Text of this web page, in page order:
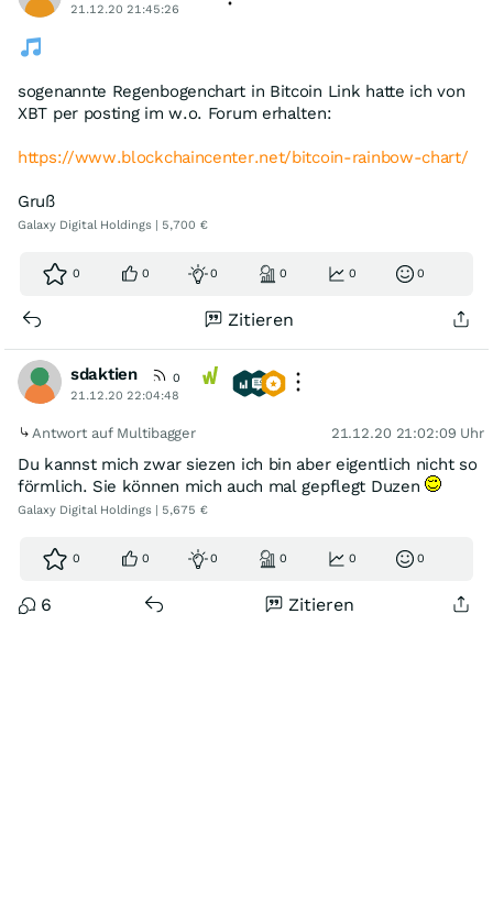
21.12.20 21:45:26
sogenannte Regenbogenchart in Bitcoin Link hatte ich von
XBT per posting im w.o. Forum erhalten:
https://www.blockchaincenter.net/bitcoin-rainbow-chart/
Gruß
Galaxy Digital Holdings | 5,700 €
0 0 0 0 0 0
Zitieren
sdaktien
0
21.12.20 22:04:48
Antwort auf Multibagger 21.12.20 21:02:09 Uhr
Du kannst mich zwar siezen ich bin aber eigentlich nicht so
förmlich. Sie können mich auch mal gepflegt Duzen
Galaxy Digital Holdings | 5,675 €
0 0 0 0 0 0
6 Zitieren